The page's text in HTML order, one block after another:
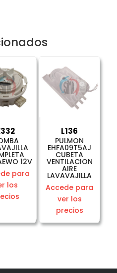
12V
para
los
L136
PULMON
EHFA09T5AJ
CUBETA
VENTILACION
AIRE
LAVAVAJILLA
Accede para
ver los
precios